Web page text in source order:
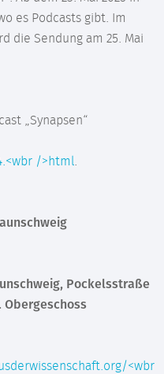
es Podcasts gibt. Im
die Sendung am 25. Mai
„Synapsen“
/>html
Pockelsstraße
Obergeschoss
<wbr